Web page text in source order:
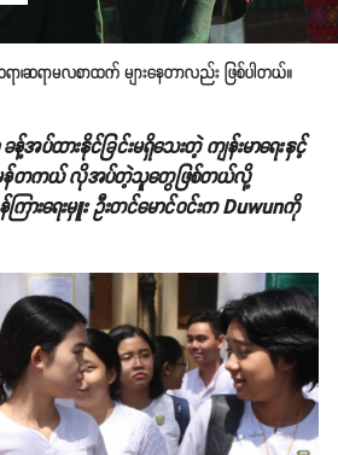
၊ဆရာမလစာထက် များနေတာလည်း ဖြစ်ပါတယ်။
န့်အပ်ထားနိုင်ခြင်းမရှိသေးတဲ့ ကျန်းမာရေးနှင့်
မှန်တကယ် လိုအပ်တဲ့သူတွေဖြစ်တယ်လို့
ကြားရေးမှူး ဦးတင်မောင်ဝင်းက Duwunကို